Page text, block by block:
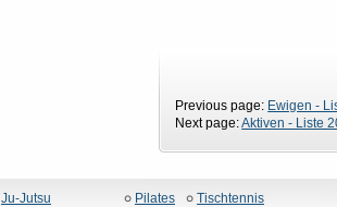
Previous page: Ewigen -
Next page:Aktiven - Liste
Ju-Jutsu
Pilates
Tischtennis